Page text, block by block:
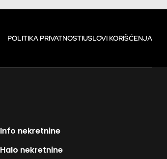
POLITIKA PRIVATNOSTIUSLOVI KORIŠĆENJA
Info nekretnine
Halo nekretnine